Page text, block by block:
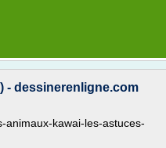
- dessinerenligne.com
animaux-kawai-les-astuces-